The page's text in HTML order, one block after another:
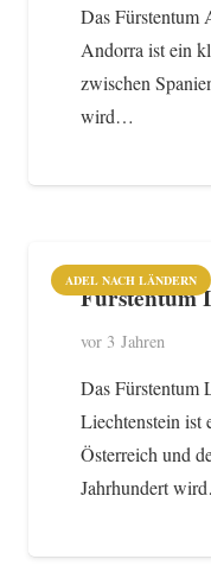
Das Fürstentum
Andorra ist ein
zwischen
wird…
ADEL NACH LÄNDERN
Fürstentum
vor 3 Jahren
Das Fürstentum
Liechtenstein ist
Österreich und
Jahrhundert